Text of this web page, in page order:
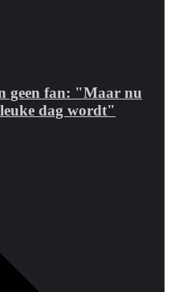
geen fan: "Maar nu
dag wordt"